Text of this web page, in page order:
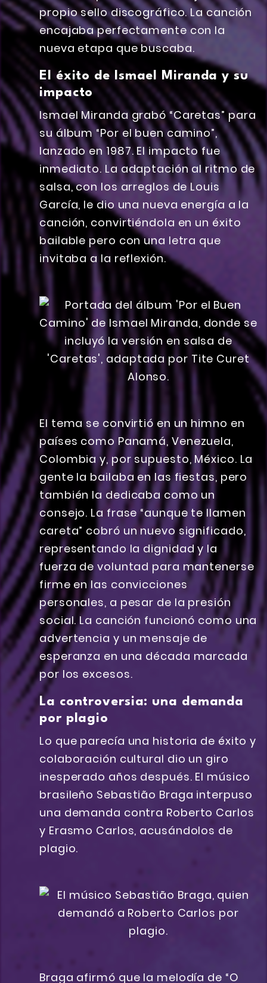
propio sello discográfico. La canción
encajaba perfectamente con la
nueva etapa que buscaba.
El éxito de Ismael Miranda y su
impacto
Ismael Miranda grabó “Caretas” para
su álbum “Por el buen camino”,
lanzado en 1987. El impacto fue
inmediato. La adaptación al ritmo de
salsa, con los arreglos de Louis
García, le dio una nueva energía a la
canción, convirtiéndola en un éxito
bailable pero con una letra que
invitaba a la reflexión.
El tema se convirtió en un himno en
países como Panamá, Venezuela,
Colombia y, por supuesto, México. La
gente la bailaba en las fiestas, pero
también la dedicaba como un
consejo. La frase “aunque te llamen
careta” cobró un nuevo significado,
representando la dignidad y la
fuerza de voluntad para mantenerse
firme en las convicciones
personales, a pesar de la presión
social. La canción funcionó como una
advertencia y un mensaje de
esperanza en una década marcada
por los excesos.
La controversia: una demanda
por plagio
Lo que parecía una historia de éxito y
colaboración cultural dio un giro
inesperado años después. El músico
brasileño Sebastião Braga interpuso
una demanda contra Roberto Carlos
y Erasmo Carlos, acusándolos de
plagio.
Braga afirmó que la melodía de “O